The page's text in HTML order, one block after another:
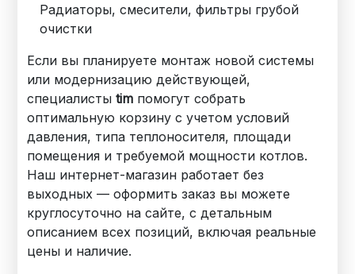
Радиаторы, смесители, фильтры грубой
очистки
Если вы планируете монтаж новой системы
или модернизацию действующей,
специалистыtim помогут собрать
оптимальную корзину с учетом условий
давления, типа теплоносителя, площади
помещения и требуемой мощности котлов.
Наш интернет-магазин работает без
выходных — оформить заказ вы можете
круглосуточно на сайте, с детальным
описанием всех позиций, включая реальные
цены и наличие.